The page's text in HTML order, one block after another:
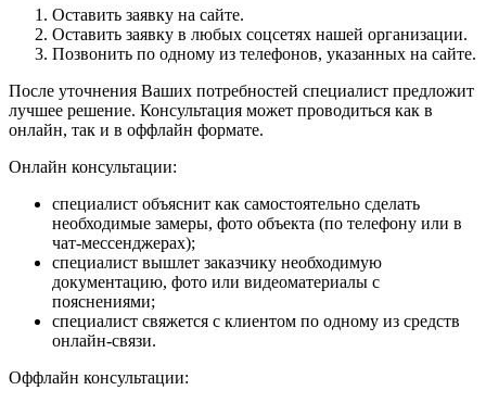
Оставить заявку на сайте.
Оставить заявку в любых соцсетях нашей организации.
Позвонить по одному из телефонов, указанных на сайте.
После уточнения Ваших потребностей специалист предложит
лучшее решение. Консультация может проводиться как в
онлайн, так и в оффлайн формате.
Онлайн консультации:
специалист объяснит как самостоятельно сделать
необходимые замеры, фото объекта (по телефону или в
чат-мессенджерах);
специалист вышлет заказчику необходимую
документацию, фото или видеоматериалы с
пояснениями;
специалист свяжется с клиентом по одному из средств
онлайн-связи.
Оффлайн консультации: